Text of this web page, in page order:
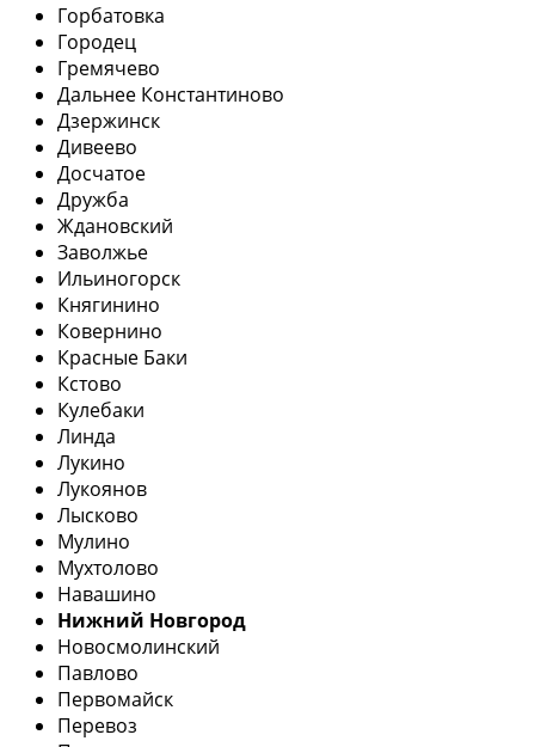
Горбатовка
Городец
Гремячево
Дальнее Константиново
Дзержинск
Дивеево
Досчатое
Дружба
Ждановский
Заволжье
Ильиногорск
Княгинино
Ковернино
Красные Баки
Кстово
Кулебаки
Линда
Лукино
Лукоянов
Лысково
Мулино
Мухтолово
Навашино
Нижний Новгород
Новосмолинский
Павлово
Первомайск
Перевоз